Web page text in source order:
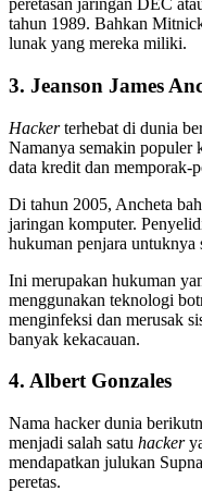
peretasan jaringan DEC
tahun 1989. Bahkan
lunak yang mereka miliki.
3. Jeanson James
Hackerterhebat di dunia
Namanya semakin populer
data kredit dan memporak-
Di tahun 2005, Ancheta
jaringan komputer.
hukuman penjara untuknya
Ini merupakan hukuman
menggunakan teknologi
menginfeksi dan merusak
banyak kekacauan.
4. Albert Gonzales
Nama hacker dunia
menjadi salah satu hacker
mendapatkan julukan
peretas.